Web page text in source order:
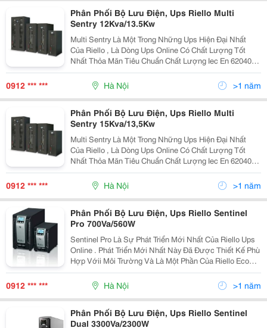
Phân Phối Bộ Lưu Điện, Ups Riello Multi
Sentry 12Kva/13.5Kw
Multi Sentry Là Một Trong Những Ups Hiện Đại Nhất
Của Riello , Là Dòng Ups Online Có Chất Lượng Tốt
Nhất Thỏa Mãn Tiêu Chuẩn Chất Lượng Iec En 62040-3
Multi Sentry Được Chế Tạo Với Mục Đích Bảo Vệ Các
Thông Tin Thiết Yếu, Hệ Thống Viễn Thông, Mạng
0912 *** *** Hà Nội >1 năm
Phân Phối Bộ Lưu Điện, Ups Riello Multi
Sentry 15Kva/13,5Kw
Multi Sentry Là Một Trong Những Ups Hiện Đại Nhất
Của Riello , Là Dòng Ups Online Có Chất Lượng Tốt
Nhất Thỏa Mãn Tiêu Chuẩn Chất Lượng Iec En 62040-3
Multi Sentry Được Chế Tạo Với Mục Đích Bảo Vệ Các
Thông Tin Thiết Yếu, Hệ Thống Viễn Thông, Mạng
0912 *** *** Hà Nội >1 năm
Phân Phối Bộ Lưu Điện, Ups Riello Sentinel
Pro 700Va/560W
Sentinel Pro Là Sự Phát Triển Mới Nhất Của Riello Ups
Online . Phát Triển Mới Nhất Này Đã Được Thiết Kế Phù
Hợp Vớii Môi Trường Và Là Một Phần Của Riello Eco
Line Của Ups. Sentinel Pro Ups Chuyển Đổi Kép Trực
Tuyến Sản Phẩm Có Mức Độ Tin Cậy Ca
0912 *** *** Hà Nội >1 năm
Phân Phối Bộ Lưu Điện, Ups Riello Sentinel
Dual 3300Va/2300W